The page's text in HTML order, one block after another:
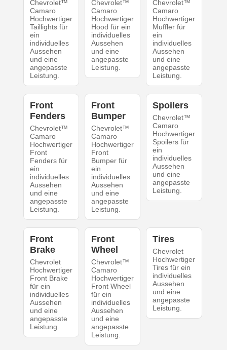
Chevrolet™
Camaro
Hochwertiger
Taillights für
ein
individuelles
Aussehen
und eine
angepasste
Leistung.
Chevrolet™
Camaro
Hochwertiger
Hood für ein
individuelles
Aussehen
und eine
angepasste
Leistung.
Chevrolet™
Camaro
Hochwertiger
Muffler für
ein
individuelles
Aussehen
und eine
angepasste
Leistung.
Front
Fenders
Chevrolet™
Camaro
Hochwertiger
Front
Fenders für
ein
individuelles
Aussehen
und eine
angepasste
Leistung.
Front
Bumper
Chevrolet™
Camaro
Hochwertiger
Front
Bumper für
ein
individuelles
Aussehen
und eine
angepasste
Leistung.
Spoilers
Chevrolet™
Camaro
Hochwertiger
Spoilers für
ein
individuelles
Aussehen
und eine
angepasste
Leistung.
Front
Brake
Chevrolet
Hochwertiger
Front Brake
für ein
individuelles
Aussehen
und eine
angepasste
Leistung.
Front
Wheel
Chevrolet™
Camaro
Hochwertiger
Front Wheel
für ein
individuelles
Aussehen
und eine
angepasste
Leistung.
Tires
Chevrolet
Hochwertiger
Tires für ein
individuelles
Aussehen
und eine
angepasste
Leistung.